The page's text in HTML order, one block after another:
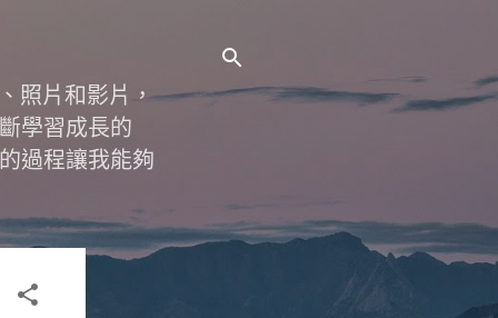
照片和影片，
學習成長的
過程讓我能夠